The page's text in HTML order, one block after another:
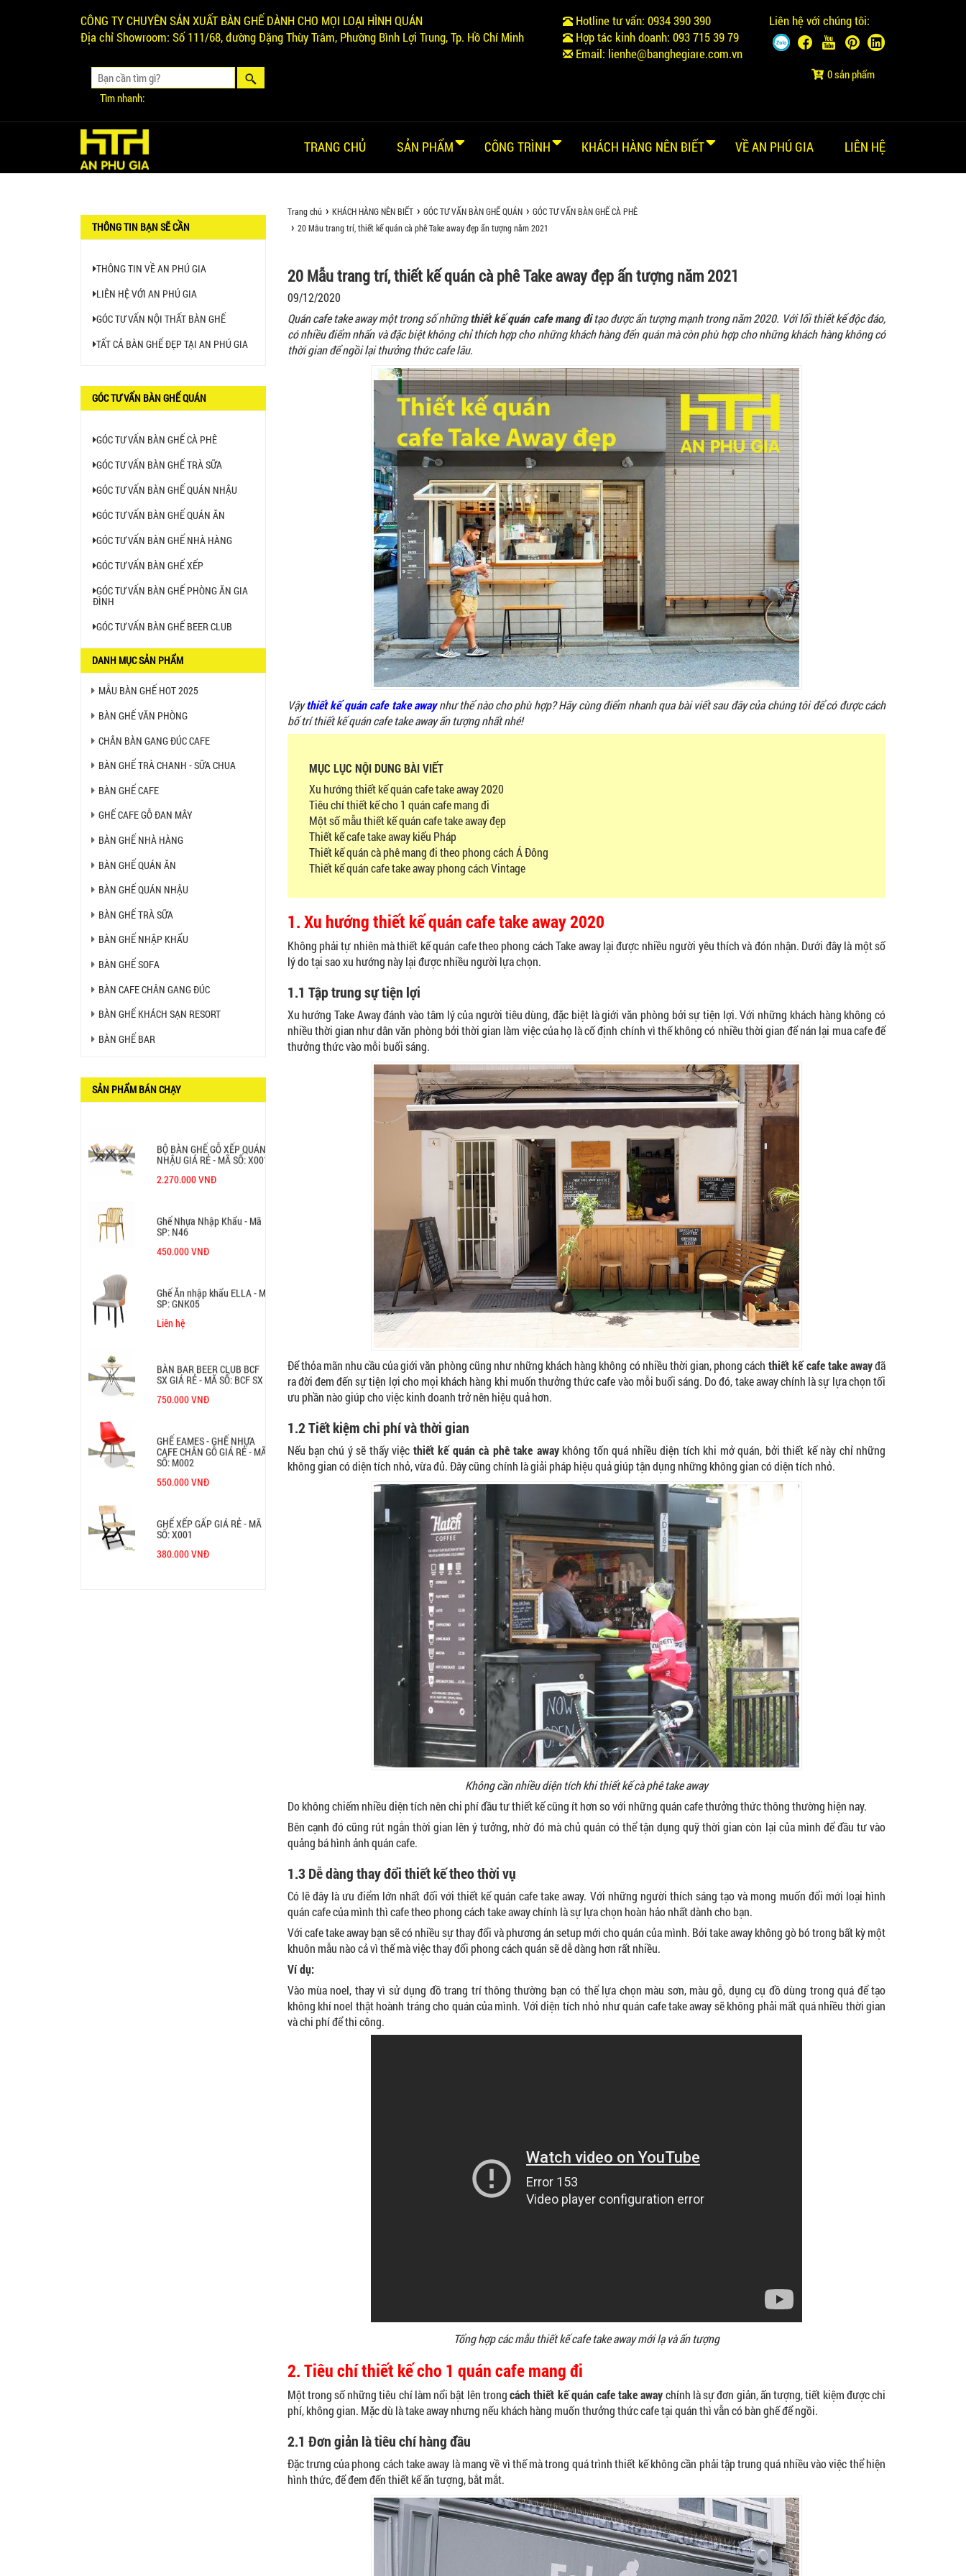
CÔNG TY CHUYÊN SẢN XUẤT BÀN GHẾ DÀNH CHO MỌI LOẠI HÌNH QUÁN
Địa chỉ Showroom: Số 111/68, đường Đặng Thùy Trâm, Phường Bình Lợi Trung, Tp. Hồ Chí Minh
Hotline tư vấn: 0934 390 390
Hợp tác kinh doanh: 093 715 39 79
Email: lienhe@banghegiare.com.vn
Liên hệ với chúng tôi:
Tìm nhanh:
0 sản phẩm
TRANG CHỦ SẢN PHẨM CÔNG TRÌNH KHÁCH HÀNG NÊN BIẾT VỀ AN PHÚ GIA LIÊN HỆ
Trang chủ KHÁCH HÀNG NÊN BIẾT GÓC TƯ VẤN BÀN GHẾ QUÁN
GÓC TƯ VẤN BÀN GHẾ CÀ PHÊ
20 Mẫu trang trí, thiết kế quán cà phê Take away đẹp ấn tượng năm 2021
20 Mẫu trang trí, thiết kế quán cà phê Take away đẹp ấn tượng năm 2021
09/12/2020
Quán cafe take away một trong số nhữngthiết kế quán cafe mang đitạo được ấn tượng mạnh trong năm 2020. Với lối thiết kế độc đáo,
có nhiều điểm nhấn và đặc biệt không chỉ thích hợp cho những khách hàng đến quán mà còn phù hợp cho những khách hàng không có
thời gian để ngồi lại thưởng thức cafe lâu.
Vậythiết kế quán cafe take awaynhư thế nào cho phù hợp? Hãy cùng điểm nhanh qua bài viết sau đây của chúng tôi để có được cách
bố trí thiết kế quán cafe take away ấn tượng nhất nhé!
MỤC LỤC NỘI DUNG BÀI VIẾT
Xu hướng thiết kế quán cafe take away 2020
Tiêu chí thiết kế cho 1 quán cafe mang đi
Một số mẫu thiết kế quán cafe take away đẹp
Thiết kế cafe take away kiểu Pháp
Thiết kế quán cà phê mang đi theo phong cách Á Đông
Thiết kế quán cafe take away phong cách Vintage
1. Xu hướng thiết kế quán cafe take away 2020
Không phải tự nhiên mà thiết kế quán cafe theo phong cách Take away lại được nhiều người yêu thích và đón nhận. Dưới đây là một số
lý do tại sao xu hướng này lại được nhiều người lựa chọn.
1.1 Tập trung sự tiện lợi
Xu hướng Take Away đánh vào tâm lý của người tiêu dùng, đặc biệt là giới văn phòng bởi sự tiện lợi. Với những khách hàng không có
nhiều thời gian như dân văn phòng bởi thời gian làm việc của họ là cố định chính vì thế không có nhiều thời gian để nán lại mua cafe để
thưởng thức vào mỗi buổi sáng.
Để thỏa mãn nhu cầu của giới văn phòng cũng như những khách hàng không có nhiều thời gian, phong cách thiết kế cafe take awayđã
ra đời đem đến sự tiện lợi cho mọi khách hàng khi muốn thưởng thức cafe vào mỗi buổi sáng. Do đó, take away chính là sự lựa chọn tối
ưu phần nào giúp cho việc kinh doanh trở nên hiệu quả hơn.
1.2 Tiết kiệm chi phí và thời gian
Nếu bạn chú ý sẽ thấy việc thiết kế quán cà phê take awaykhông tốn quá nhiều diện tích khi mở quán, bởi thiết kế này chỉ những
không gian có diện tích nhỏ, vừa đủ. Đây cũng chính là giải pháp hiệu quả giúp tận dụng những không gian có diện tích nhỏ.
Không cần nhiều diện tích khi thiết kế cà phê take away
Do không chiếm nhiều diện tích nên chi phí đầu tư thiết kế cũng ít hơn so với những quán cafe thưởng thức thông thường hiện nay.
Bên cạnh đó cũng rút ngắn thời gian lên ý tưởng, nhờ đó mà chủ quán có thể tận dụng quỹ thời gian còn lại của mình để đầu tư vào
quảng bá hình ảnh quán cafe.
1.3 Dễ dàng thay đổi thiết kế theo thời vụ
Có lẽ đây là ưu điểm lớn nhất đối với thiết kế quán cafe take away. Với những người thích sáng tạo và mong muốn đổi mới loại hình
quán cafe của mình thì cafe theo phong cách take away chính là sự lựa chọn hoàn hảo nhất dành cho bạn.
Với cafe take away bạn sẽ có nhiều sự thay đổi và phương án setup mới cho quán của mình. Bởi take away không gò bó trong bất kỳ một
khuôn mẫu nào cả vì thế mà việc thay đổi phong cách quán sẽ dễ dàng hơn rất nhiều.
Ví dụ:
Vào mùa noel, thay vì sử dụng đồ trang trí thông thường bạn có thể lựa chọn màu sơn, màu gỗ, dụng cụ đồ dùng trong quá để tạo
không khí noel thật hoành tráng cho quán của mình. Với diện tích nhỏ như quán cafe take away sẽ không phải mất quá nhiều thời gian
và chi phí để thi công.
Tổng hợp các mẫu thiết kế cafe take away mới lạ và ấn tượng
2. Tiêu chí thiết kế cho 1 quán cafe mang đi
Một trong số những tiêu chí làm nổi bật lên trongcách thiết kế quán cafe take awaychính là sự đơn giản, ấn tượng, tiết kiệm được chi
phí, không gian. Mặc dù là take away nhưng nếu khách hàng muốn thưởng thức cafe tại quán thì vẫn có bàn ghế để ngồi.
2.1 Đơn giản là tiêu chí hàng đầu
Đặc trưng của phong cách take away là mang về vì thế mà trong quá trình thiết kế không cần phải tập trung quá nhiều vào việc thể hiện
hình thức, để đem đến thiết kế ấn tượng, bắt mắt.
THÔNG TIN BẠN SẼ CẦN
THÔNG TIN VỀ AN PHÚ GIA
LIÊN HỆ VỚI AN PHÚ GIA
GÓC TƯ VẤN NỘI THẤT BÀN GHẾ
TẤT CẢ BÀN GHẾ ĐẸP TẠI AN PHÚ GIA
GÓC TƯ VẤN BÀN GHẾ QUÁN
GÓC TƯ VẤN BÀN GHẾ CÀ PHÊ
GÓC TƯ VẤN BÀN GHẾ TRÀ SỮA
GÓC TƯ VẤN BÀN GHẾ QUÁN NHẬU
GÓC TƯ VẤN BÀN GHẾ QUÁN ĂN
GÓC TƯ VẤN BÀN GHẾ NHÀ HÀNG
GÓC TƯ VẤN BÀN GHẾ XẾP
GÓC TƯ VẤN BÀN GHẾ PHÒNG ĂN GIA
ĐÌNH
GÓC TƯ VẤN BÀN GHẾ BEER CLUB
DANH MỤC SẢN PHẨM
MẪU BÀN GHẾ HOT 2025
BÀN GHẾ VĂN PHÒNG
CHÂN BÀN GANG ĐÚC CAFE
BÀN GHẾ TRÀ CHANH - SỮA CHUA
BÀN GHẾ CAFE
GHẾ CAFE GỖ ĐAN MÂY
BÀN GHẾ NHÀ HÀNG
BÀN GHẾ QUÁN ĂN
BÀN GHẾ QUÁN NHẬU
BÀN GHẾ TRÀ SỮA
BÀN GHẾ NHẬP KHẨU
BÀN GHẾ SOFA
BÀN CAFE CHÂN GANG ĐÚC
BÀN GHẾ KHÁCH SẠN RESORT
BÀN GHẾ BAR
SẢN PHẨM BÁN CHẠY
SP: GNK05
BÀN BAR BEER CLUB BCF
SX GIÁ RẺ - MÃ SỐ: BCF SX
GHẾ EAMES - GHẾ NHỰA
CAFE CHÂN GỖ GIÁ RẺ - MÃ
550.000 VNĐ
GHẾ XẾP GẤP GIÁ RẺ - MÃ
SỐ: X001
380.000 VNĐ
MÃ SỐ: BCF01
650.000 VNĐ
BỘ BÀN GHẾ GỖ XẾP QUÁN
2.270.000 VNĐ
Ghế Nhựa Nhập Khẩu - Mã
SP: N46
Ghế Ăn nhập khẩu ELLA - Mã
Liên hệ
BÀN BAR BEER CLUB BCF
GHẾ EAMES - GHẾ NHỰA
SỐ: M002
SỐ: X001
MÃ SỐ: BCF01
650.000 VNĐ
BỘ BÀN GHẾ GỖ XẾP QUÁN
NHẬU GIÁ RẺ - MÃ SỐ: X001
2.270.000 VNĐ
Ghế Nhựa Nhập Khẩu - Mã
SP: N46
450.000 VNĐ
Ghế Ăn nhập khẩu ELLA - Mã
SP: GNK05
Liên hệ
BÀN BAR BEER CLUB BCF
SX GIÁ RẺ - MÃ SỐ: BCF SX
750.000 VNĐ
GHẾ EAMES - GHẾ NHỰA
CAFE CHÂN GỖ GIÁ RẺ - MÃ
SỐ: M002
550.000 VNĐ
GHẾ XẾP GẤP GIÁ RẺ - MÃ
SỐ: X001
380.000 VNĐ